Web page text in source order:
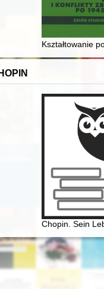
Ochotniczej Straży
Kształtowanie
utworów
Chopin. Sein